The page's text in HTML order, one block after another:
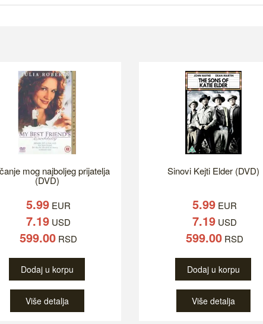
mog najboljeg prijatelja
(DVD)
5.99 EUR
7.19 USD
599.00 RSD
Dodaj u korpu
Više detalja
Sinovi Kejti Elder (DVD)
5.99 EUR
7.19 USD
599.00 RSD
Dodaj u korpu
Više detalja